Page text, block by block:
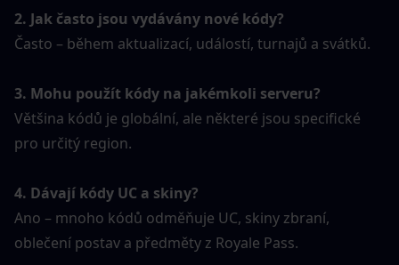
2. Jak často jsou vydávány nové kódy?
Často – během aktualizací, událostí, turnajů a svátků.
3. Mohu použít kódy na jakémkoli serveru?
Většina kódů je globální, ale některé jsou specifické
pro určitý region.
4. Dávají kódy UC a skiny?
Ano – mnoho kódů odměňuje UC, skiny zbraní,
oblečení postav a předměty z Royale Pass.